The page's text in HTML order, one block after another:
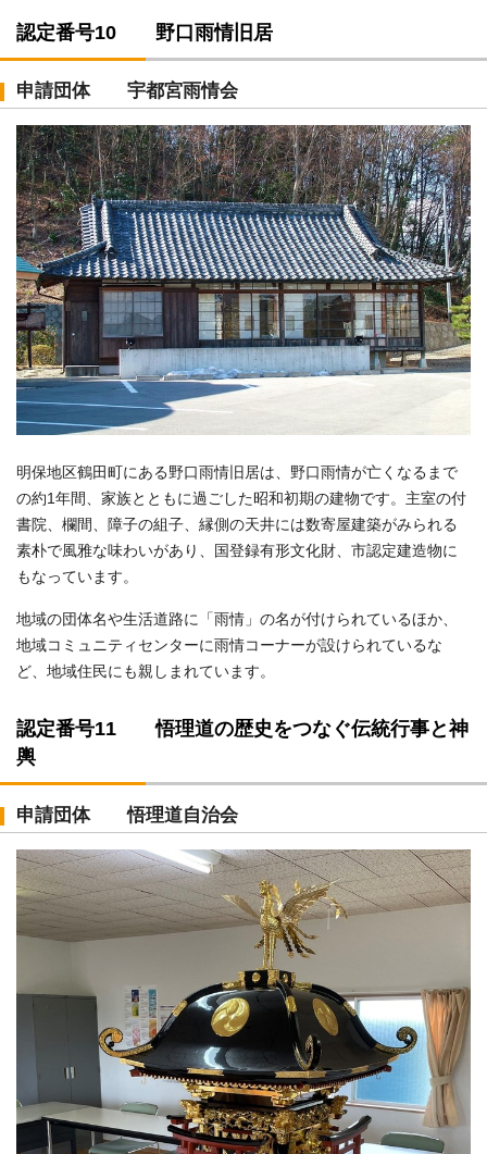
認定番号10 野口雨情旧居
申請団体 宇都宮雨情会
明保地区鶴田町にある野口雨情旧居は、野口雨情が亡くなるまで
の約1年間、家族とともに過ごした昭和初期の建物です。主室の付
書院、欄間、障子の組子、縁側の天井には数寄屋建築がみられる
素朴で風雅な味わいがあり、国登録有形文化財、市認定建造物に
もなっています。
地域の団体名や生活道路に「雨情」の名が付けられているほか、
地域コミュニティセンターに雨情コーナーが設けられているな
ど、地域住民にも親しまれています。
認定番号11 悟理道の歴史をつなぐ伝統行事と神
輿
申請団体 悟理道自治会